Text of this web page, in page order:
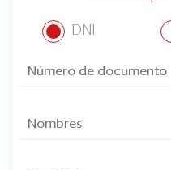
DNI